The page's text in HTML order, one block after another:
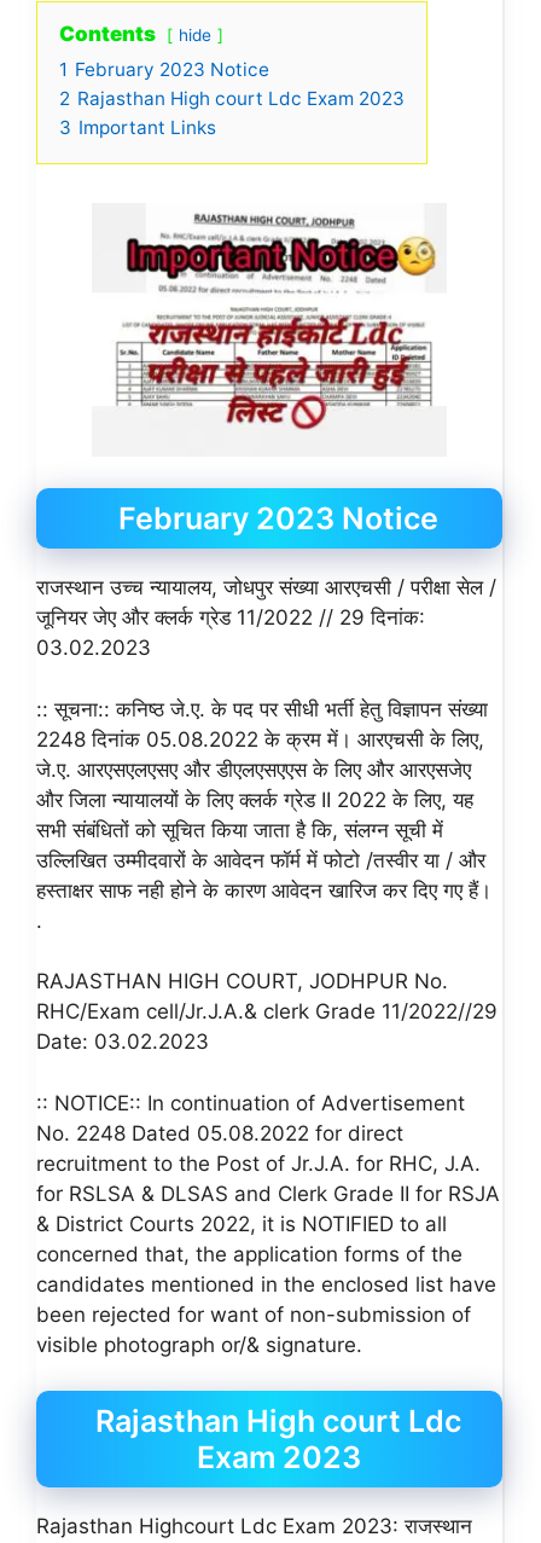
Contents hide
1 February 2023 Notice
2 Rajasthan High court Ldc Exam 2023
3 Important Links
February 2023 Notice
राजस्थान उच्च न्यायालय, जोधपुर संख्या आरएचसी / परीक्षा सेल /
जूनियर जेए और क्लर्क ग्रेड 11/2022 // 29 दिनांक:
03.02.2023
:: सूचना:: कनिष्ठ जे.ए. के पद पर सीधी भर्ती हेतु विज्ञापन संख्या
2248 दिनांक 05.08.2022 के क्रम में। आरएचसी के लिए,
जे.ए. आरएसएलएसए और डीएलएसएएस के लिए और आरएसजेए
और जिला न्यायालयों के लिए क्लर्क ग्रेड II 2022 के लिए, यह
सभी संबंधितों को सूचित किया जाता है कि, संलग्न सूची में
उल्लिखित उम्मीदवारों के आवेदन फॉर्म में फोटो /तस्वीर या / और
हस्ताक्षर साफ नही होने के कारण आवेदन खारिज कर दिए गए हैं।
.
RAJASTHAN HIGH COURT, JODHPUR No.
RHC/Exam cell/Jr.J.A.& clerk Grade 11/2022//29
Date: 03.02.2023
:: NOTICE:: In continuation of Advertisement
No. 2248 Dated 05.08.2022 for direct
recruitment to the Post of Jr.J.A. for RHC, J.A.
for RSLSA & DLSAS and Clerk Grade II for RSJA
& District Courts 2022, it is NOTIFIED to all
concerned that, the application forms of the
candidates mentioned in the enclosed list have
been rejected for want of non-submission of
visible photograph or/& signature.
Rajasthan High court Ldc
Exam 2023
Rajasthan Highcourt Ldc Exam 2023: राजस्थान